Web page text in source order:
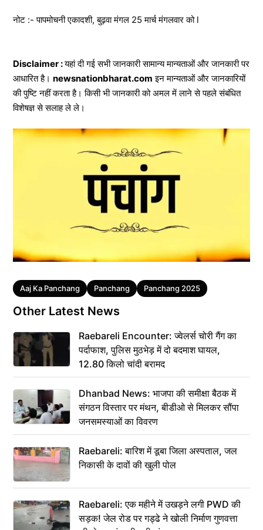
नोट :- पापमोचनी एकादशी, बुढ़वा मंगल 25 मार्च मंगलवार को l
Disclaimer :यहां दी गई सभी जानकारी सामान्य मान्यताओं और जानकारी पर
आधारित है। newsnationbharat.com इन मान्यताओं और जानकारियों
की पुष्टि नहीं करता है। किसी भी जानकारी को अमल में लाने से पहले संबंधित
विशेषज्ञ से सलाह ले ले।
Tags
Aaj Ka Panchang Panchang Panchang 2025
Other Latest News
Raebareli Encounter: ज्वेलर्स चोरी गैंग का
पर्दाफाश, पुलिस मुठभेड़ में दो बदमाश घायल,
12.80 किलो चांदी बरामद
Dhanbad News: भाजपा की समीक्षा बैठक में
संगठन विस्तार पर मंथन, बीडीओ से मिलकर सौंपा
जनसमस्याओं का विवरण
Raebareli: बारिश में डूबा जिला अस्पताल, जल
निकासी के दावों की खुली पोल
Raebareli: एक महीने में उखड़ने लगी PWD की
सड़क! जेल रोड पर गड्ढे ने खोली निर्माण गुणवत्ता